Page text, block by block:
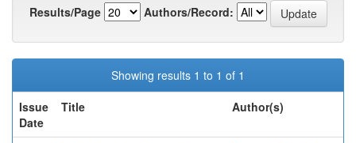
Results/Page
Authors/Record:
Showing results 1 to 1 of 1
Issue
Date
Title Author(s)